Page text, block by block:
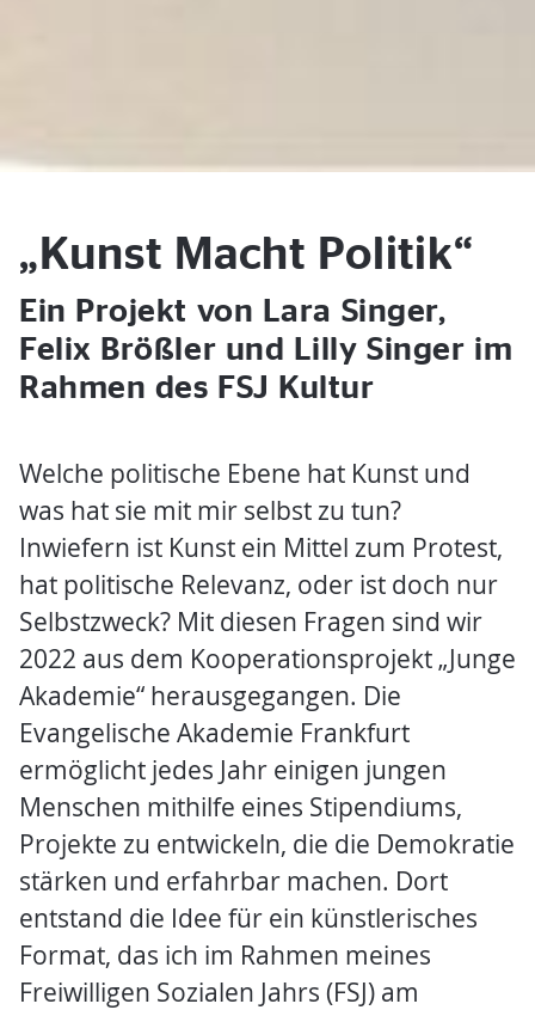
„Kunst Macht Politik“
Ein Projekt von Lara Singer,
Felix Brößler und Lilly Singer im
Rahmen des FSJ Kultur
Welche politische Ebene hat Kunst und
was hat sie mit mir selbst zu tun?
Inwiefern ist Kunst ein Mittel zum Protest,
hat politische Relevanz, oder ist doch nur
Selbstzweck? Mit diesen Fragen sind wir
2022 aus dem Kooperationsprojekt „Junge
Akademie“ herausgegangen. Die
Evangelische Akademie Frankfurt
ermöglicht jedes Jahr einigen jungen
Menschen mithilfe eines Stipendiums,
Projekte zu entwickeln, die die Demokratie
stärken und erfahrbar machen. Dort
entstand die Idee für ein künstlerisches
Format, das ich im Rahmen meines
Freiwilligen Sozialen Jahrs (FSJ) am